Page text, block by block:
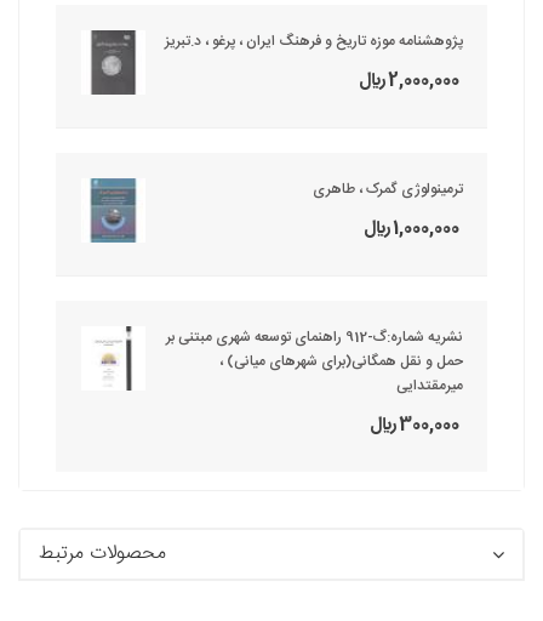
پژوهشنامه موزه تاریخ و فرهنگ ایران ، پرغو ، د.تبریز
2,000,000 ريال
ترمینولوژی گمرک ، طاهری
1,000,000 ريال
نشریه شماره:گ-912 راهنمای توسعه شهری مبتنی بر
حمل و نقل همگانی(برای شهرهای میانی) ،
میرمقتدایی
300,000 ريال
محصولات مرتبط